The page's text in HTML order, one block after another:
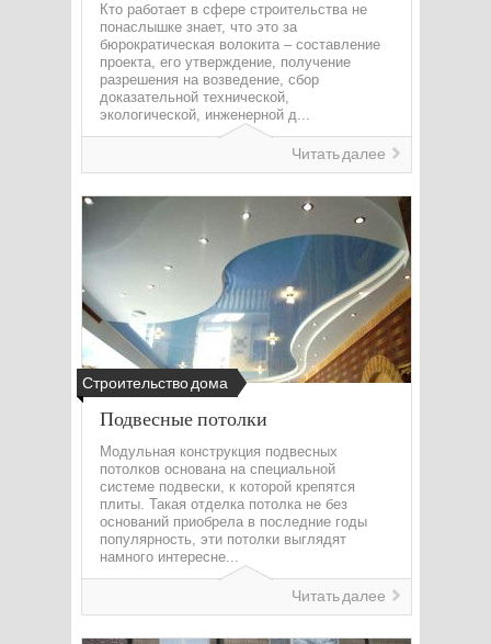
Кто работает в сфере строительства не
понаслышке знает, что это за
бюрократическая волокита – составление
проекта, его утверждение, получение
разрешения на возведение, сбор
доказательной технической,
экологической, инженерной д...
Читать далее
Строительство дома
Подвесные потолки
Модульная конструкция подвесных
потолков основана на специальной
системе подвески, к которой крепятся
плиты. Такая отделка потолка не без
оснований приобрела в последние годы
популярность, эти потолки выглядят
намного интересне...
Читать далее